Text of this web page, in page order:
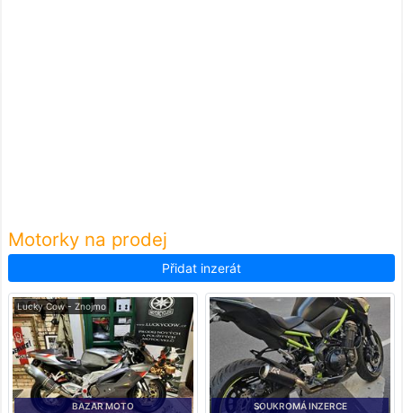
Motorky na prodej
Přidat inzerát
Lucky Cow - Znojmo
BAZAR MOTO SOUKROMÁ INZERCE